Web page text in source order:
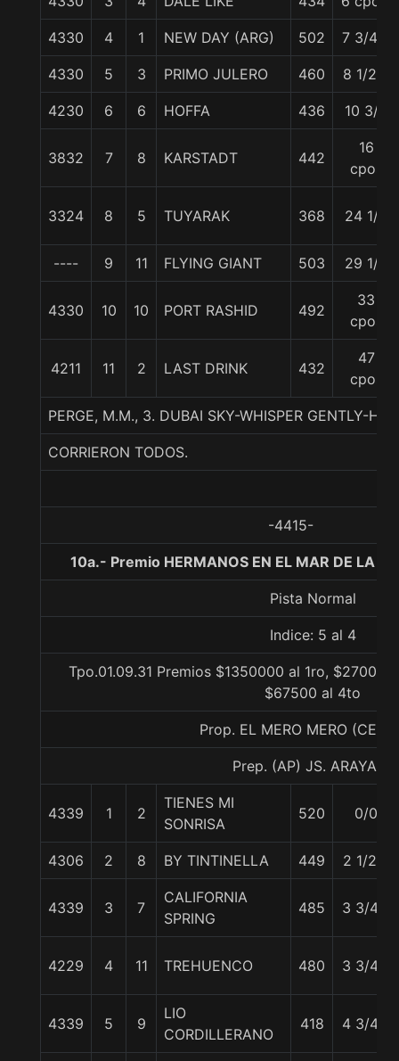
4330 4 1 NEW DAY (ARG) 502 7 3/4 c
4330 5 3 PRIMO JULERO 460 8 1/2 c
4230 6 6 HOFFA 436 10 3/4
3832 7 8 KARSTADT 442
16
cpos
3324 8 5 TUYARAK 368 24 1/2
---- 9 11 FLYING GIANT 503 29 1/2
4330 10 10 PORT RASHID 492
33
cpos
4211 11 2 LAST DRINK 432
47
cpos
PERGE, M.M., 3. DUBAI SKY-WHISPER GENTLY-
CORRIERON TODOS.
-4415-
10a.- Premio HERMANOS EN EL MAR DE LA
Pista Normal
Indice: 5 al 4
Tpo.01.09.31 Premios $1350000 al 1ro,
$67500 al 4to
Prop. EL MERO MERO
Prep. (AP) JS. ARAYA B.
4339 1 2
TIENES MI
SONRISA
520 0/0
4306 2 8 BY TINTINELLA 449 2 1/2 c
4339 3 7
CALIFORNIA
SPRING
485 3 3/4 c
4229 4 11 TREHUENCO 480 3 3/4 c
4339 5 9
LIO
CORDILLERANO
418 4 3/4 c